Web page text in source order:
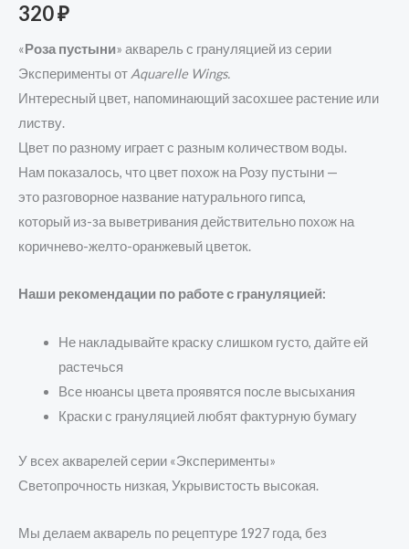
320₽
«Роза пустыни» акварель с грануляцией из серии
Эксперименты от Aquarelle Wings.
Интересный цвет, напоминающий засохшее растение или
листву.
Цвет по разному играет с разным количеством воды.
Нам показалось, что цвет похож на Розу пустыни —
это разговорное название натурального гипса,
который из-за выветривания действительно похож на
коричнево-желто-оранжевый цветок.
Наши рекомендации по работе с грануляцией:
Не накладывайте краску слишком густо, дайте ей
растечься
Все нюансы цвета проявятся после высыхания
Краски с грануляцией любят фактурную бумагу
У всех акварелей серии «Эксперименты»
Светопрочность низкая, Укрывистость высокая.
Мы делаем акварель по рецептуре 1927 года, без